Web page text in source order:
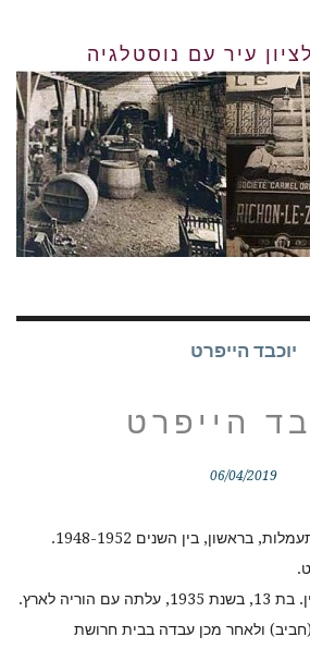
יוכבד הייפרט
הייפרט
06/04/2019
הייתה גם קבוצת בנות מתעמלות, בראשון, בין השנים 1948-1952.
יוכבד הייפרט נולדה בפולין. בת 13, בשנת 1935, עלתה עם הוריה לארץ.
ולאחר מכן עבדה בבית חרושת